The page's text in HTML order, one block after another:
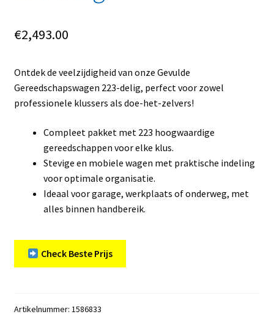
€2,493.00
Ontdek de veelzijdigheid van onze Gevulde
Gereedschapswagen 223-delig, perfect voor zowel
professionele klussers als doe-het-zelvers!
Compleet pakket met 223 hoogwaardige
gereedschappen voor elke klus.
Stevige en mobiele wagen met praktische indeling
voor optimale organisatie.
Ideaal voor garage, werkplaats of onderweg, met
alles binnen handbereik.
Check Beste Prijs
Artikelnummer: 1586833